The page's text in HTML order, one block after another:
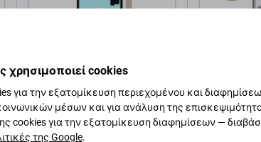
Samsung
Αυτοκόλλητη Ταινία για
Samsung S10 Plus | G975F |
GH82-18802A | Service Pack
Samsung
Μπαταρία
Plus
χρησιμοποιεί cookies
για την εξατομίκευση περιεχομένου και
μέσων και για ανάλυση της
cookies για την εξατομίκευση διαφημίσεων —
της Google.